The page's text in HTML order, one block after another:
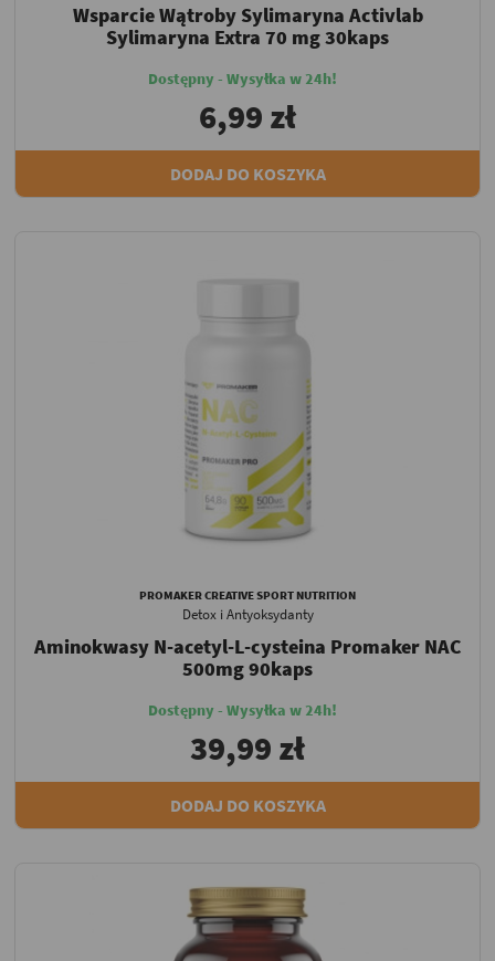
Wsparcie Wątroby Sylimaryna Activlab
Sylimaryna Extra 70 mg 30kaps
Dostępny - Wysyłka w 24h!
6,99 zł
DODAJ DO KOSZYKA
PROMAKER CREATIVE SPORT NUTRITION
Detox i Antyoksydanty
Aminokwasy N-acetyl-L-cysteina Promaker NAC
500mg 90kaps
Dostępny - Wysyłka w 24h!
39,99 zł
DODAJ DO KOSZYKA